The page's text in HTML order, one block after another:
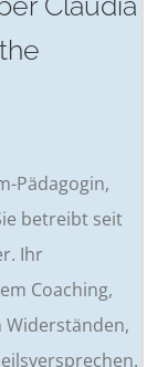
Pädagogin,
betreibt seit
Ihr
Coaching,